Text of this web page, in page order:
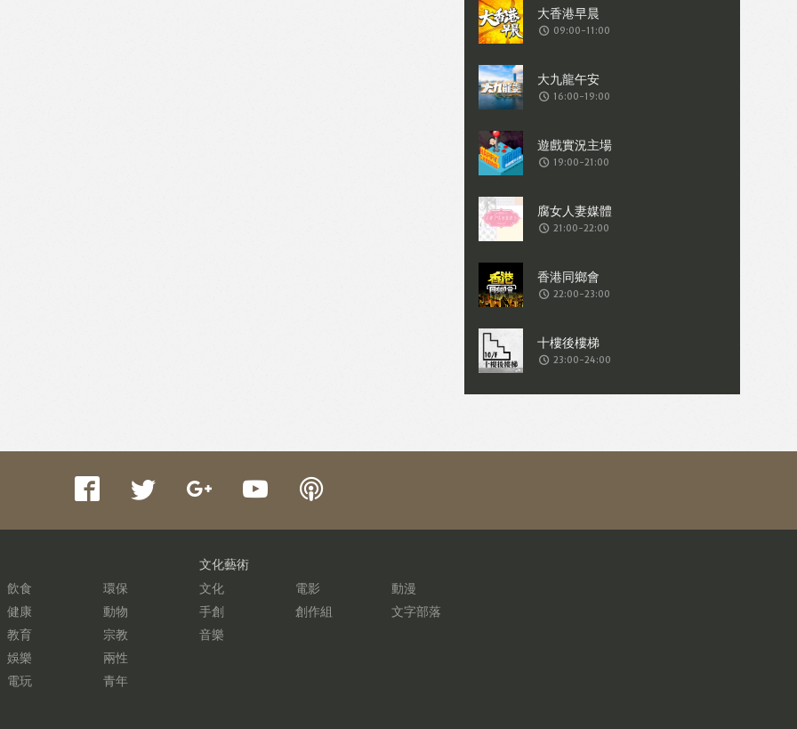
09:00-11:00
16:00-19:00
19:00-21:00
21:00-22:00
22:00-23:00
23:00-24:00
飲食
環保
健康
動物
教育
宗教
娛樂
兩性
電玩
青年
文化藝術
文化
電影
動漫
手創
創作組
文字部落
音樂